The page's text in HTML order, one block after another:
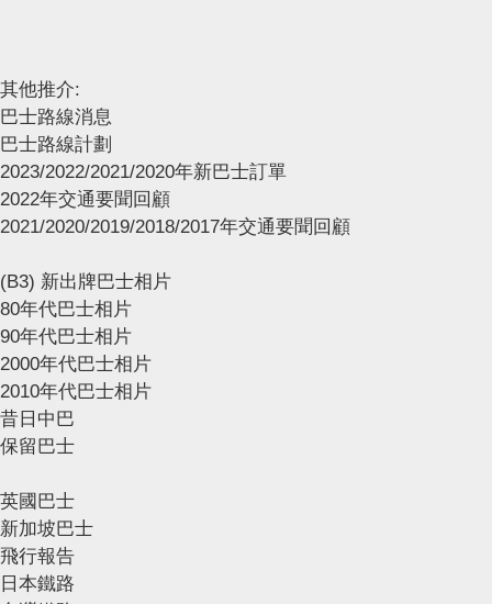
其他推介:
巴士路線消息
巴士路線計劃
2023/2022/2021/2020年新巴士訂單
2022年交通要聞回顧
2021/2020/2019/2018/2017年交通要聞回顧
(B3) 新出牌巴士相片
80年代巴士相片
90年代巴士相片
2000年代巴士相片
2010年代巴士相片
昔日中巴
保留巴士
英國巴士
新加坡巴士
飛行報告
日本鐵路